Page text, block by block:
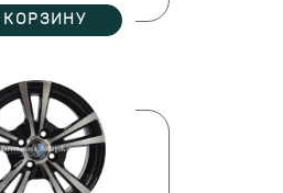
КОРЗИНУ